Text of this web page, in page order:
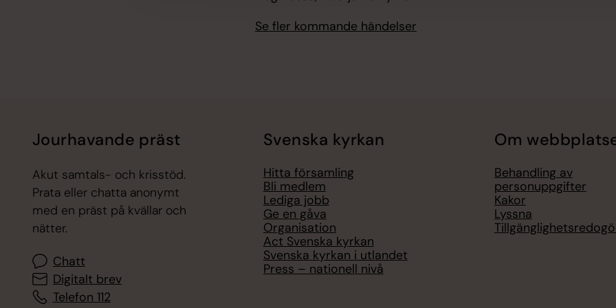
Se fler kommande händelser
Jourhavande präst
Akut samtals- och krisstöd.
Prata eller chatta anonymt
med en präst på kvällar och
nätter.
Chatt
Digitalt brev
Telefon 112
Svenska kyrkan
Hitta församling
Bli medlem
Lediga jobb
Ge en gåva
Organisation
Act Svenska kyrkan
Svenska kyrkan i utlandet
Press – nationell nivå
Om
Behandling av
personuppgifter
Kakor
Lyssna